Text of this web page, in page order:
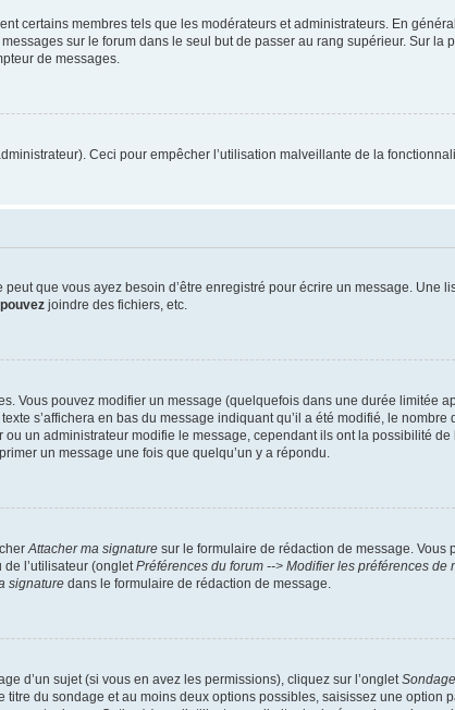
certains membres tels que les modérateurs et administrateurs. En
sur le forum dans le seul but de passer au rang supérieur. Sur la
de messages.
Ceci pour empêcher l’utilisation malveillante de la
que vous ayez besoin d’être enregistré pour écrire un message. Une
pouvez joindre des fichiers, etc.
Vous pouvez modifier un message (quelquefois dans une durée limitée
s’affichera en bas du message indiquant qu’il a été modifié, le nombre
un administrateur modifie le message, cependant ils ont la possibilité de
un message une fois que quelqu’un y a répondu.
Attacher ma signature sur le formulaire de rédaction de message. Vous
de l’utilisateur (ongletPréférences du forum --> Modifier les préférences de
signature dans le formulaire de rédaction de message.
d’un sujet (si vous en avez les permissions), cliquez sur l’ongletSondage
du sondage et au moins deux options possibles, saisissez une option